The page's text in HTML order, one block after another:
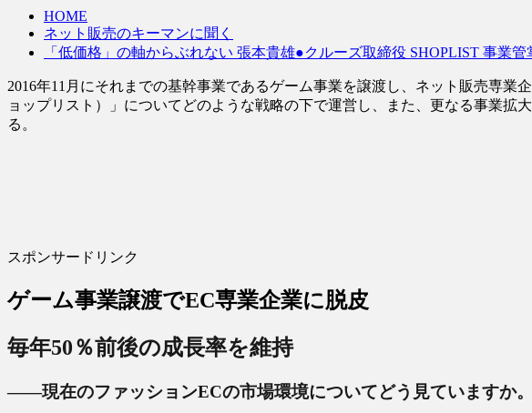
HOME
ネット販売のキーマンに聞く
「低価格」の軸からぶれない 張本貴雄●クルーズ取締役 SHOPLIST 事業管
2016年11月にそれまでの基幹事業であるゲーム事業を譲渡し、ネット販売専
ョップリスト）」についてどのような戦略の下で運営し、また、更なる事業拡
る。
スポンサードリンク
ゲーム事業譲渡でEC専業企業に脱皮
毎年50％前後の成長率を維持
――現在のファッションECの市場環境についてどう見ていますか。